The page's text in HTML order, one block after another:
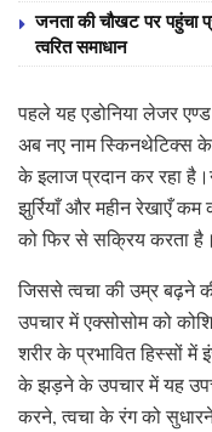
जनता की चौखट पर पहुंचा
त्वरित समाधान
पहले यह एडोनिया लेजर
अब नए नाम स्किनथेटिक्स
के इलाज प्रदान कर रहा
झुर्रियाँ और महीन रेखाएँ
को फिर से सक्रिय करता है।
जिससे त्वचा की उम्र बढ़ने
उपचार में एक्सोसोम को
शरीर के प्रभावित हिस्सों में
के झड़ने के उपचार में यह
करने, त्वचा के रंग को